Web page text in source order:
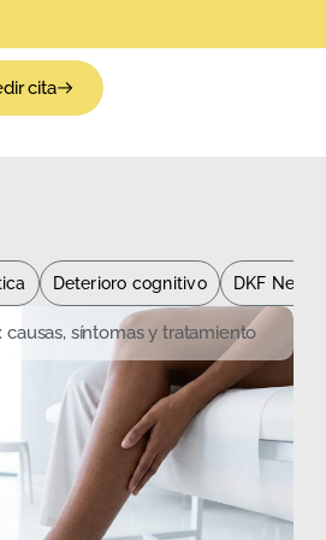
cita
Deterioro cognitivo DKF News
síntomas y tratamiento